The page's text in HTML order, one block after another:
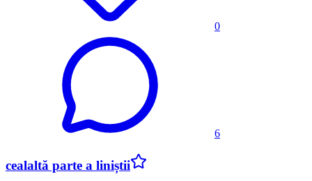
0
6
cealaltă parte a liniștii